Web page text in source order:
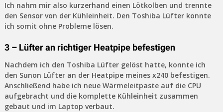
Ich nahm mir also kurzerhand einen Lötkolben und trennte
den Sensor von der Kühleinheit. Den Toshiba Lüfter konnte
ich somit ohne Probleme lösen.
3 – Lüfter an richtiger Heatpipe befestigen
Nachdem ich den Toshiba Lüfter gelöst hatte, konnte ich
den Sunon Lüfter an der Heatpipe meines x240 befestigen.
Anschließend habe ich neue Wärmeleitpaste auf die CPU
aufgebracht und die komplette Kühleinheit zusammen
gebaut und im Laptop verbaut.